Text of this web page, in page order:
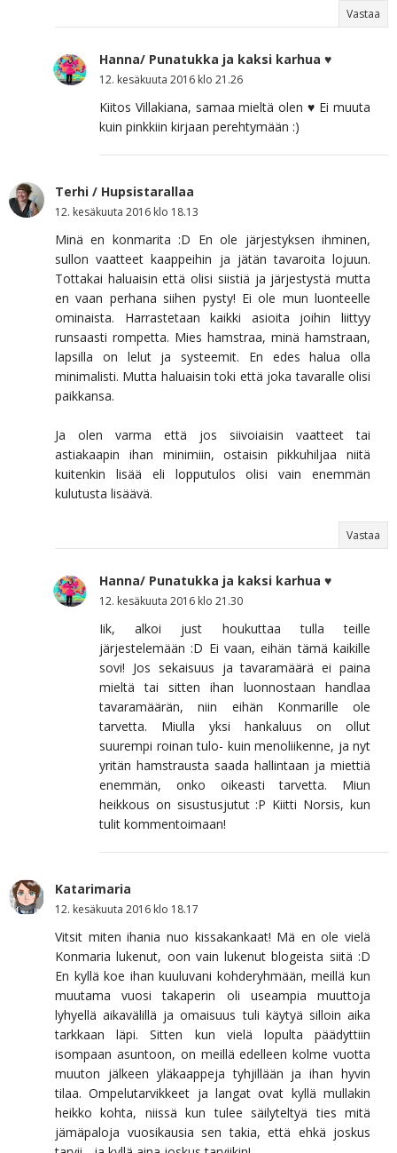
Vastaa
Hanna/ Punatukka ja kaksi karhua ♥
12. kesäkuuta 2016 klo 21.26
Kiitos Villakiana, samaa mieltä olen ♥ Ei muuta
kuin pinkkiin kirjaan perehtymään :)
Terhi / Hupsistarallaa
12. kesäkuuta 2016 klo 18.13
Minä en konmarita :D En ole järjestyksen ihminen,
sullon vaatteet kaappeihin ja jätän tavaroita lojuun.
Tottakai haluaisin että olisi siistiä ja järjestystä mutta
en vaan perhana siihen pysty! Ei ole mun luonteelle
ominaista. Harrastetaan kaikki asioita joihin liittyy
runsaasti rompetta. Mies hamstraa, minä hamstraan,
lapsilla on lelut ja systeemit. En edes halua olla
minimalisti. Mutta haluaisin toki että joka tavaralle olisi
paikkansa.
Ja olen varma että jos siivoiaisin vaatteet tai
astiakaapin ihan minimiin, ostaisin pikkuhiljaa niitä
kuitenkin lisää eli lopputulos olisi vain enemmän
kulutusta lisäävä.
Vastaa
Hanna/ Punatukka ja kaksi karhua ♥
12. kesäkuuta 2016 klo 21.30
Iik, alkoi just houkuttaa tulla teille
järjestelemään :D Ei vaan, eihän tämä kaikille
sovi! Jos sekaisuus ja tavaramäärä ei paina
mieltä tai sitten ihan luonnostaan handlaa
tavaramäärän, niin eihän Konmarille ole
tarvetta. Miulla yksi hankaluus on ollut
suurempi roinan tulo- kuin menoliikenne, ja nyt
yritän hamstrausta saada hallintaan ja miettiä
enemmän, onko oikeasti tarvetta. Miun
heikkous on sisustusjutut :P Kiitti Norsis, kun
tulit kommentoimaan!
Katarimaria
12. kesäkuuta 2016 klo 18.17
Vitsit miten ihania nuo kissakankaat! Mä en ole vielä
Konmaria lukenut, oon vain lukenut blogeista siitä :D
En kyllä koe ihan kuuluvani kohderyhmään, meillä kun
muutama vuosi takaperin oli useampia muuttoja
lyhyellä aikavälillä ja omaisuus tuli käytyä silloin aika
tarkkaan läpi. Sitten kun vielä lopulta päädyttiin
isompaan asuntoon, on meillä edelleen kolme vuotta
muuton jälkeen yläkaappeja tyhjillään ja ihan hyvin
tilaa. Ompelutarvikkeet ja langat ovat kyllä mullakin
heikko kohta, niissä kun tulee säilyteltyä ties mitä
jämäpaloja vuosikausia sen takia, että ehkä joskus